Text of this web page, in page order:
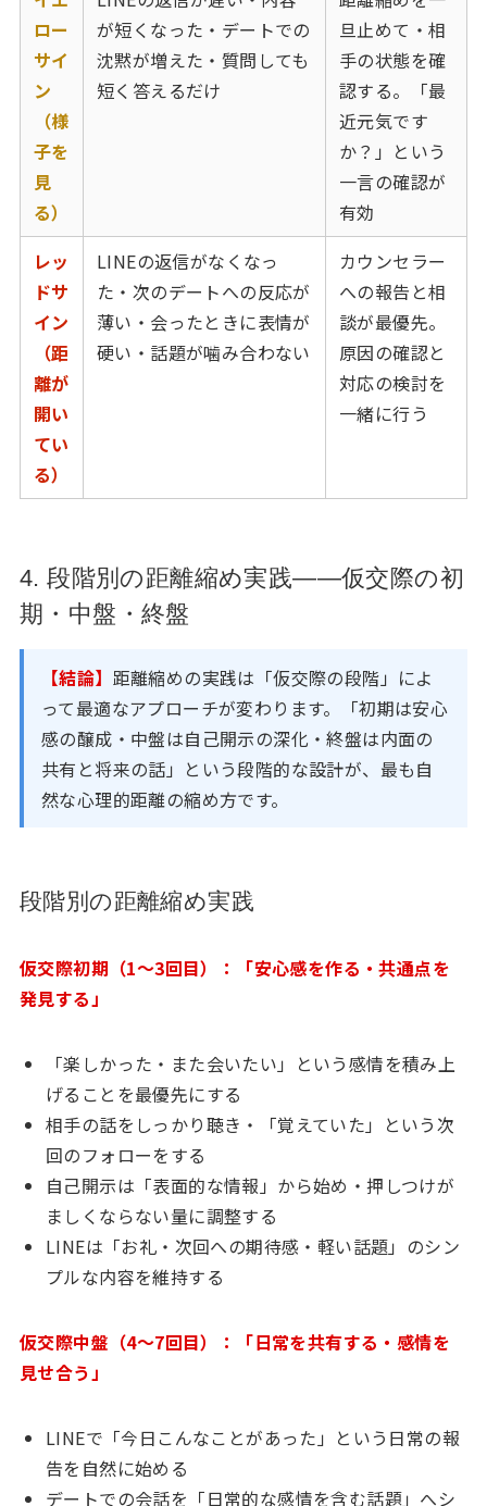
ロー
サイ
ン
（様
子を
見
る）
が短くなった・デートでの
沈黙が増えた・質問しても
短く答えるだけ
旦止めて・相
手の状態を確
認する。「最
近元気です
か？」という
一言の確認が
有効
レッ
ドサ
イン
（距
離が
開い
てい
る）
LINEの返信がなくなっ
た・次のデートへの反応が
薄い・会ったときに表情が
硬い・話題が噛み合わない
カウンセラー
への報告と相
談が最優先。
原因の確認と
対応の検討を
一緒に行う
4. 段階別の距離縮め実践——仮交際の初
期・中盤・終盤
【結論】 距離縮めの実践は「仮交際の段階」によ
って最適なアプローチが変わります。「初期は安心
感の醸成・中盤は自己開示の深化・終盤は内面の
共有と将来の話」という段階的な設計が、最も自
然な心理的距離の縮め方です。
段階別の距離縮め実践
仮交際初期（1〜3回目）：「安心感を作る・共通点を
発見する」
「楽しかった・また会いたい」という感情を積み上
げることを最優先にする
相手の話をしっかり聴き・「覚えていた」という次
回のフォローをする
自己開示は「表面的な情報」から始め・押しつけが
ましくならない量に調整する
LINEは「お礼・次回への期待感・軽い話題」のシン
プルな内容を維持する
仮交際中盤（4〜7回目）：「日常を共有する・感情を
見せ合う」
LINEで「今日こんなことがあった」という日常の報
告を自然に始める
デートでの会話を「日常的な感情を含む話題」へシ